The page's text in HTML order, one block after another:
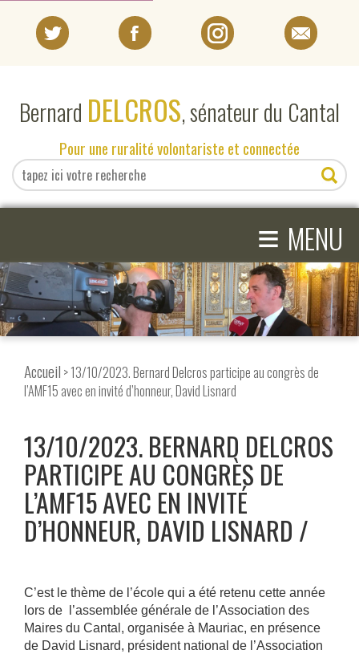
Bernard DELCROS, sénateur du Cantal
Pour une ruralité volontariste et connectée
≡ MENU
EN DIRECT DU SÉNAT
EN DIRECT DU CANTAL
COMPRENDRE LE SÉNAT
Accueil > 13/10/2023. Bernard Delcros participe au congrès de
l’AMF15 avec en invité d’honneur, David Lisnard
13/10/2023. BERNARD DELCROS
PARTICIPE AU CONGRÈS DE
L’AMF15 AVEC EN INVITÉ
D’HONNEUR, DAVID LISNARD
C’est le thème de l’école qui a été retenu cette année
lors de l’assemblée générale de l’Association des
Maires du Cantal, organisée à Mauriac, en présence
de David Lisnard, président national de l’Association